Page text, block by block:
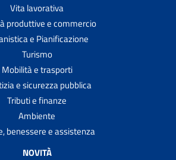
Vita lavorativa
produttive e commercio
e Pianificazione
Turismo
Mobilità e trasporti
e sicurezza pubblica
Tributi e finanze
Ambiente
benessere e assistenza
NOVITÀ